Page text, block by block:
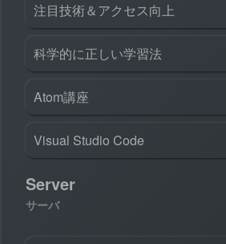
注目技術＆アクセス向上
科学的に正しい学習法
Atom講座
Visual Studio Code
Server
サーバ